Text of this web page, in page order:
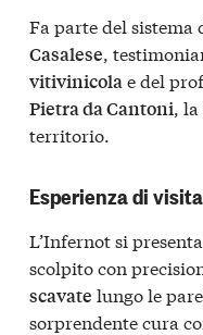
Fa parte del
Casalese,
vitivinicolae del
Pietra da Cantoni,
territorio.
Esperienza di visita
L’Infernot si
scolpito con
scavate lungo le
sorprendente cura